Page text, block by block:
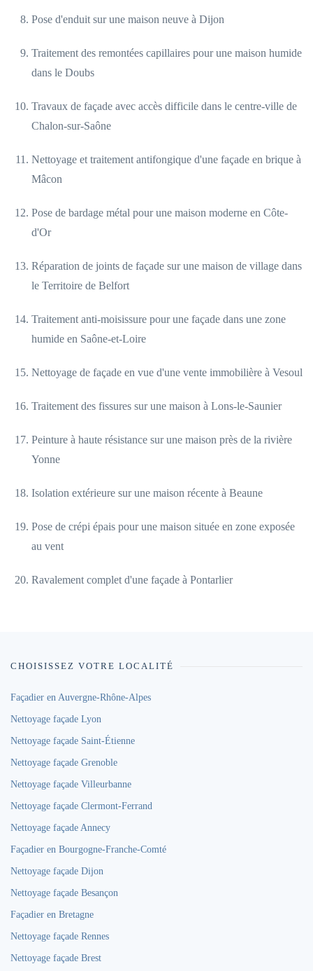
Pose d'enduit sur une maison neuve à Dijon
Traitement des remontées capillaires pour une maison humide
dans le Doubs
Travaux de façade avec accès difficile dans le centre-ville de
Chalon-sur-Saône
Nettoyage et traitement antifongique d'une façade en brique à
Mâcon
Pose de bardage métal pour une maison moderne en Côte-
d'Or
Réparation de joints de façade sur une maison de village dans
le Territoire de Belfort
Traitement anti-moisissure pour une façade dans une zone
humide en Saône-et-Loire
Nettoyage de façade en vue d'une vente immobilière à Vesoul
Traitement des fissures sur une maison à Lons-le-Saunier
Peinture à haute résistance sur une maison près de la rivière
Yonne
Isolation extérieure sur une maison récente à Beaune
Pose de crépi épais pour une maison située en zone exposée
au vent
Ravalement complet d'une façade à Pontarlier
CHOISISSEZ VOTRE LOCALITÉ
Façadier en Auvergne-Rhône-Alpes
Nettoyage façade Lyon
Nettoyage façade Saint-Étienne
Nettoyage façade Grenoble
Nettoyage façade Villeurbanne
Nettoyage façade Clermont-Ferrand
Nettoyage façade Annecy
Façadier en Bourgogne-Franche-Comté
Nettoyage façade Dijon
Nettoyage façade Besançon
Façadier en Bretagne
Nettoyage façade Rennes
Nettoyage façade Brest